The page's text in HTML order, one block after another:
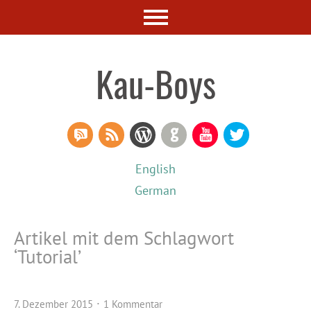
Kau-Boys
YouTube
GitHub
WordPress
RSS Feed
RSS Comments
English
German
Artikel mit dem Schlagwort
‘Tutorial’
7. Dezember 2015 1 Kommentar